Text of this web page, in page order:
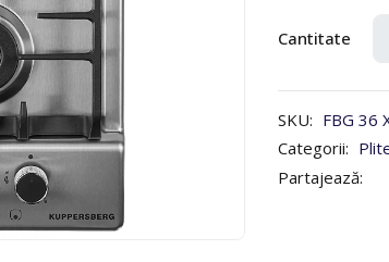
Cantitate
SKU: FBG 36
Categorii:
Partajează: